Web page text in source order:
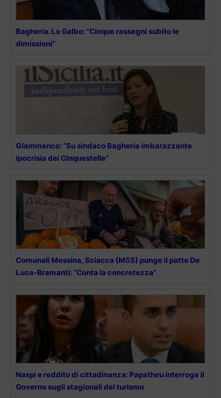
Bagheria. Lo Galbo: “Cinque rassegni subito le
dimissioni”
Giammanco: “Su sindaco Bagheria imbarazzante
ipocrisia dei Cinquestelle”
Comunali Messina, Sciacca (M5S) punge il patto De
Luca-Bramanti: “Conta la concretezza”
Naspi e reddito di cittadinanza: Papatheu interroga il
Governo sugli stagionali del turismo